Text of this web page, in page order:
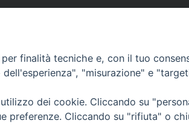
• Largo
PEC ufficiale della
finalità tecniche e, con il tuo
"misurazione" e
dei cookie. Cliccando su
preferenze. Cliccando su "rifiuta" o